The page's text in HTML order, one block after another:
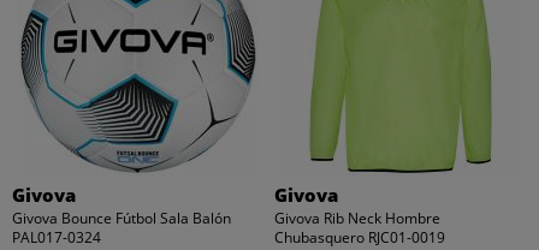
Givova
Givova Bounce Fútbol Sala Balón
PAL017-0324
Givova
Givova Rib Neck Hombre
Chubasquero RJC01-0019